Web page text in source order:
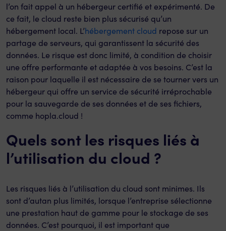
l’on fait appel à un hébergeur certifié et expérimenté. De
ce fait, le cloud reste bien plus sécurisé qu’un
hébergement local. L’hébergement cloud repose sur un
partage de serveurs, qui garantissent la sécurité des
données. Le risque est donc limité, à condition de choisir
une offre performante et adaptée à vos besoins. C’est la
raison pour laquelle il est nécessaire de se tourner vers un
hébergeur qui offre un service de sécurité irréprochable
pour la sauvegarde de ses données et de ses fichiers,
comme hopla.cloud !
Quels sont les risques liés à
l’utilisation du cloud ?
Les risques liés à l’utilisation du cloud sont minimes. Ils
sont d’autan plus limités, lorsque l’entreprise sélectionne
une prestation haut de gamme pour le stockage de ses
données. C’est pourquoi, il est important que